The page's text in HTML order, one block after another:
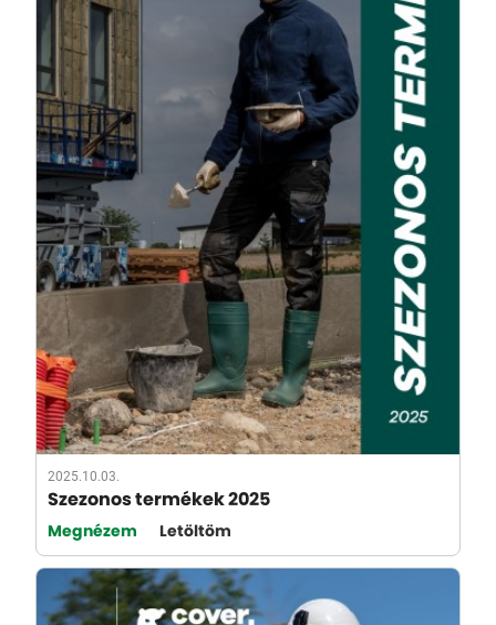
2025.10.03.
Szezonos termékek 2025
Megnézem Letöltöm